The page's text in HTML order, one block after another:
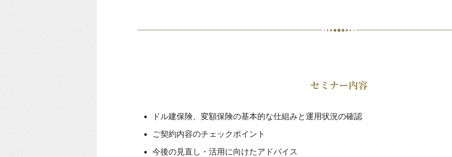
セミナー内容
ドル建保険、変額保険の基本的な仕組みと運用状況の確認
ご契約内容のチェックポイント
今後の見直し・活用に向けたアドバイス